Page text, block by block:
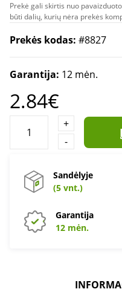
Prekė gali skirtis nuo
būti dalių, kurių nėra prekės
Prekės kodas: #8827
Garantija: 12 mėn.
2.84€
+
-
Sandėlyje
(5 vnt.)
Garantija
12 mėn.